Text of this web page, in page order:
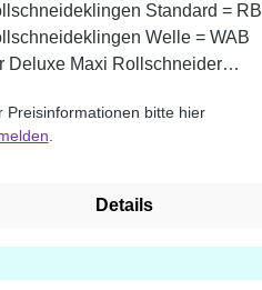
Standard = RB
Welle = WAB
Deluxe Maxi Rollschneider
= PIB (für Deluxe Maxi
geeignet)
= KB Point Cutter
Preisinformationen bitte hier
Details